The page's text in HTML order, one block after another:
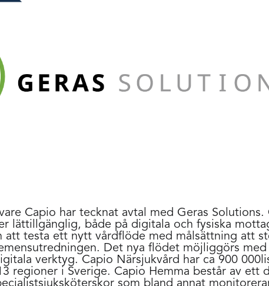
Capio har tecknat avtal med Geras Solutions.
lättillgänglig, både på digitala och fysiska
att testa ett nytt vårdflöde med målsättning att
Det nya flödet möjliggörs
verktyg. Capio Närsjukvård har ca 900
regioner i Sverige. Capio Hemma består av ett